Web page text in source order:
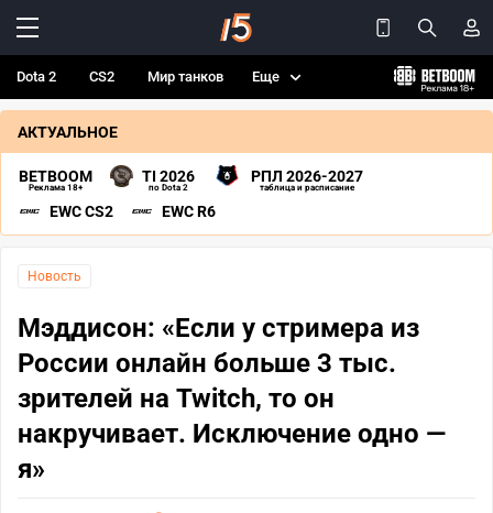
Dota 2 CS2 Мир танков Еще
АКТУАЛЬНОЕ
BETBOOM
Реклама 18+
TI 2026
по Dota 2
РПЛ 2026-2027
таблица и расписание
EWC CS2 EWC R6
Новость
Мэддисон: «Если у стримера из
России онлайн больше 3 тыс.
зрителей на Twitch, то он
накручивает. Исключение одно —
я»